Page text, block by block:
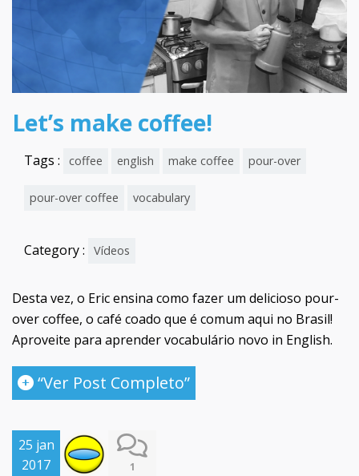
Let’s make coffee!
Tags : coffee english make coffee pour-over
pour-over coffee vocabulary
Category : Vídeos
Desta vez, o Eric ensina como fazer um delicioso pour-
over coffee, o café coado que é comum aqui no Brasil!
Aproveite para aprender vocabulário novo in English.
“Ver Post Completo”
25 jan
2017
1